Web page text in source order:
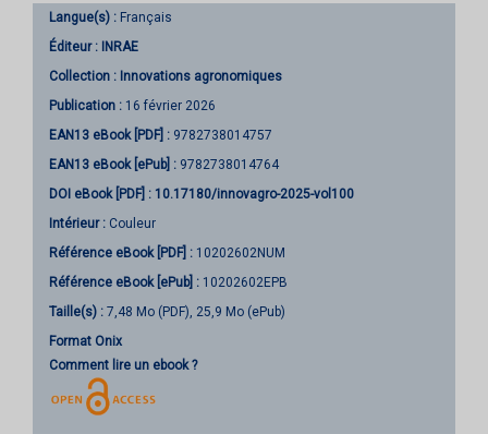
Langue(s) : Français
Éditeur : INRAE
Collection : Innovations agronomiques
Publication : 16 février 2026
EAN13 eBook [PDF] : 9782738014757
EAN13 eBook [ePub] : 9782738014764
DOI eBook [PDF] : 10.17180/innovagro-2025-vol100
Intérieur : Couleur
Référence eBook [PDF] : 10202602NUM
Référence eBook [ePub] : 10202602EPB
Taille(s) : 7,48 Mo (PDF), 25,9 Mo (ePub)
Format Onix
Comment lire un ebook ?